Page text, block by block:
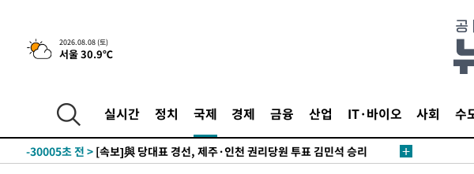
2026.08.08 (토)
서울 30.9℃
실시간 정치 국제 경제 금융 산업 IT·바이오 사회 수
5시간 전 >[속보]뉴욕증시 상승 마감…S&P 0.6% 나스닥 1.3%↑
-31301초 전 >[속보]與최고위원 제주·인천 순회경선…박선원·최민희·서미화·
청래 44.56%
-30536초 전 >
[속보]與 대표 경선 제주·인천 당원투표…金 47.75%·鄭
42.08%·宋 10.17%
-30070초 전 >
것"
-30005초 전 > [속보]與 당대표 경선, 제주·인천 권리당원 투표 김민석 승리